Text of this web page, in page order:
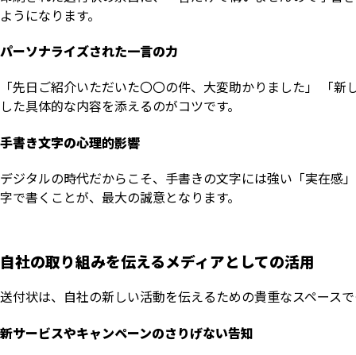
ようになります。
パーソナライズされた一言の力
「先日ご紹介いただいた〇〇の件、大変助かりました」 「
した具体的な内容を添えるのがコツです。
手書き文字の心理的影響
デジタルの時代だからこそ、手書きの文字には強い「実在感
字で書くことが、最大の誠意となります。
自社の取り組みを伝えるメディアとしての活用
送付状は、自社の新しい活動を伝えるための貴重なスペース
新サービスやキャンペーンのさりげない告知